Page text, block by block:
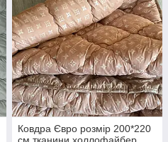
Ковдра Євро розмір 200*220